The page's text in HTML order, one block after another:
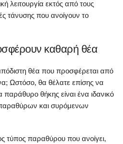
λειτουργία εκτός από τους
τάνυσης που ανοίγουν το
καθαρή θέα
θέα που προσφέρεται από
Ωστόσο, θα θέλατε επίσης να
θήκης είναι ένα ιδανικό
και συρόμενων
τύπος παραθύρου που ανοίγει,